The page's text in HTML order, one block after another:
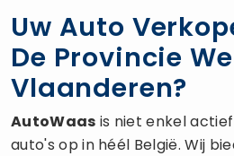
Uw Auto
De Provincie
Vlaanderen?
AutoWaas is niet enkel
auto's op in héél België. Wij